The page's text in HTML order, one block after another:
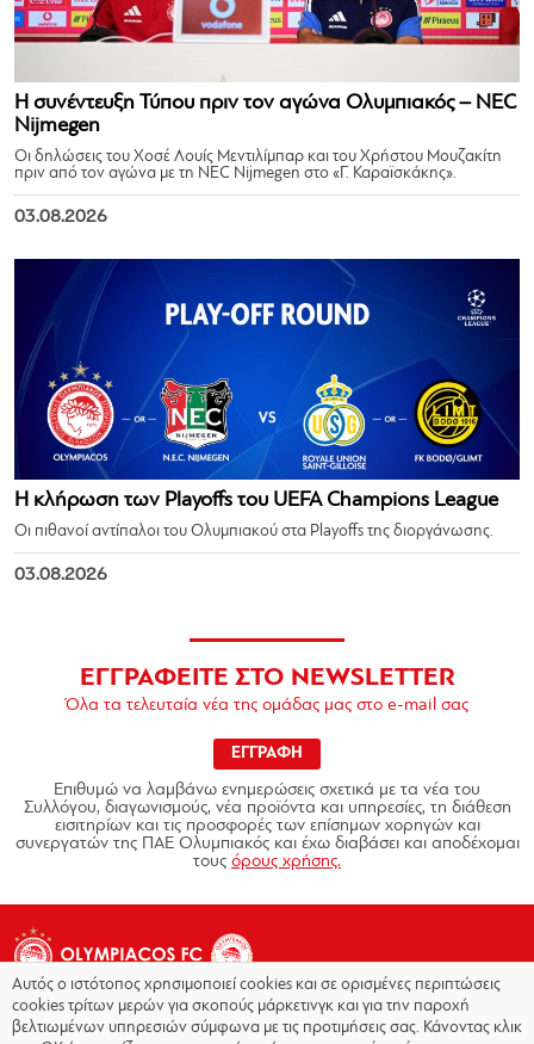
Η συνέντευξη Τύπου πριν τον αγώνα Ολυμπιακός – NEC
Nijmegen
Οι δηλώσεις του Χοσέ Λουίς Μεντιλίμπαρ και του Χρήστου Μουζακίτη
πριν από τον αγώνα με τη NEC Nijmegen στο «Γ. Καραϊσκάκης».
03.08.2026
Η κλήρωση των Playoffs του UEFA Champions League
Οι πιθανοί αντίπαλοι του Ολυμπιακού στα Playoffs της διοργάνωσης.
03.08.2026
ΕΓΓΡΑΦΕΙΤΕ ΣΤΟ NEWSLETTER
Όλα τα τελευταία νέα της ομάδας μας στο e-mail σας
ΕΓΓΡΑΦΗ
Επιθυμώ να λαμβάνω ενημερώσεις σχετικά με τα νέα του
Συλλόγου, διαγωνισμούς, νέα προϊόντα και υπηρεσίες, τη διάθεση
εισιτηρίων και τις προσφορές των επίσημων χορηγών και
συνεργατών της ΠΑΕ Ολυμπιακός και έχω διαβάσει και αποδέχομαι
τους όρους χρήσης.
Αυτός ο ιστότοπος χρησιμοποιεί cookies και σε ορισμένες περιπτώσεις
cookies τρίτων μερών για σκοπούς μάρκετινγκ και για την παροχή
βελτιωμένων υπηρεσιών σύμφωνα με τις προτιμήσεις σας. Κάνοντας κλικ